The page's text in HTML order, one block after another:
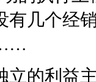
有几个经
……
的利益主